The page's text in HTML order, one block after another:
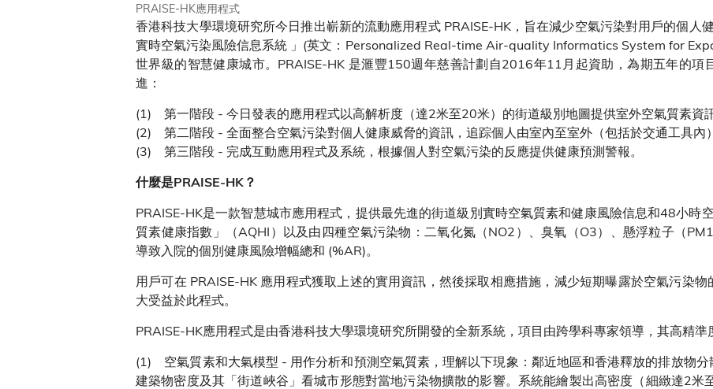
PRAISE-HK應用程式
香港科技大學環境研究所今日推出嶄新的流動應用程式 PRAISE-HK，旨在減少空氣污染對用戶的個人
實時空氣污染風險信息系統 」(英文：Personalized Real-time Air-quality Informatics System for
世界級的智慧健康城市。PRAISE-HK 是滙豐150週年慈善計劃自2016年11月起資助，為期五年的項
進：
(1) 第一階段 - 今日發表的應用程式以高解析度（達2米至20米）的街道級別地圖提供室外空氣質素資
(2) 第二階段 - 全面整合空氣污染對個人健康威脅的資訊，追踪個人由室內至室外（包括於交通工具內
(3) 第三階段 - 完成互動應用程式及系統，根據個人對空氣污染的反應提供健康預測警報。
什麼是PRAISE-HK？
PRAISE-HK是一款智慧城市應用程式，提供最先進的街道級別實時空氣質素和健康風險信息和48小時
質素健康指數」（AQHI）以及由四種空氣污染物：二氧化氮（NO2）、臭氧（O3）、懸浮粒子（
導致入院的個別健康風險增幅總和 (%AR)。
用戶可在 PRAISE-HK 應用程式獲取上述的實用資訊，然後採取相應措施，減少短期曝露於空氣污染
大受益於此程式。
PRAISE-HK應用程式是由香港科技大學環境研究所開發的全新系統，項目由跨學科專家領導，其高精準
(1) 空氣質素和大氣模型 - 用作分析和預測空氣質素，理解以下現象：鄰近地區和香港釋放的排放物
建築物密度及其「街道峽谷」看城市形態對當地污染物擴散的影響。系統能繪製出高密度（細緻達2